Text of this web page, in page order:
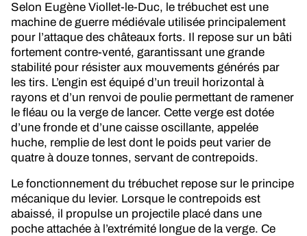
Selon Eugène Viollet-le-Duc, le trébuchet est une
machine de guerre médiévale utilisée principalement
pour l’attaque des châteaux forts. Il repose sur un bâti
fortement contre-venté, garantissant une grande
stabilité pour résister aux mouvements générés par
les tirs. L’engin est équipé d’un treuil horizontal à
rayons et d’un renvoi de poulie permettant de ramener
le fléau ou la verge de lancer. Cette verge est dotée
d’une fronde et d’une caisse oscillante, appelée
huche, remplie de lest dont le poids peut varier de
quatre à douze tonnes, servant de contrepoids.
Le fonctionnement du trébuchet repose sur le principe
mécanique du levier. Lorsque le contrepoids est
abaissé, il propulse un projectile placé dans une
poche attachée à l’extrémité longue de la verge. Ce